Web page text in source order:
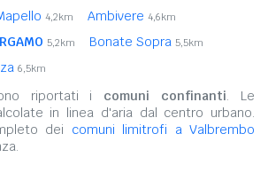
4,2km Ambivere 4,6km
5,2km Bonate Sopra 5,5km
6,5km
riportati i comuni confinanti. Le
in linea d'aria dal centro urbano.
dei comuni limitrofi a Valbrembo